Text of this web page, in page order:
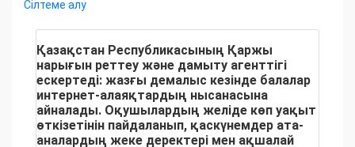
Сілтеме алу
Қазақстан Республикасының Қаржы
нарығын реттеу және дамыту агенттігі
ескертеді: жазғы демалыс кезінде балалар
интернет-алаяқтардың нысанасына
айналады. Оқушылардың желіде көп уақыт
өткізетінін пайдаланып, қаскүнемдер ата-
аналардың жеке деректері мен ақшалай